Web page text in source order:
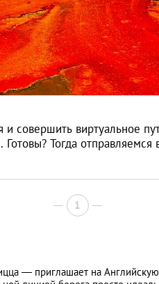
совершить виртуальное
Тогда отправляемся
1
— приглашает на